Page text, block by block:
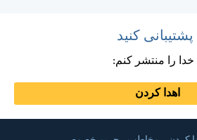
خدا را منتشر کنم:
اهدا کردن